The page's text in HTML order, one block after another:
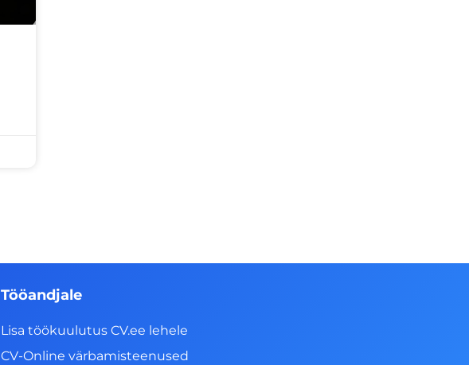
Tööandjale
Lisa töökuulutus CV.ee lehele
CV-Online värbamisteenused